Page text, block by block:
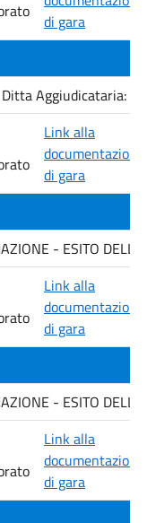
di gara
Aggiudicataria:
Link alla
documentazione
di gara
- ESITO DELLA
Link alla
documentazione
di gara
- ESITO DELLA
Link alla
documentazione
di gara